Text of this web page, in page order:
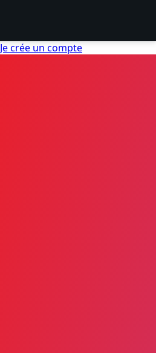
Je crée un compte